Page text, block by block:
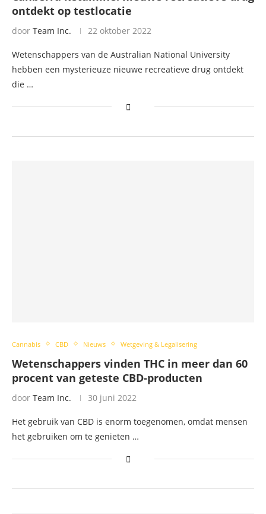
ontdekt op testlocatie
door Team Inc. 22 oktober 2022
Wetenschappers van de Australian National University
hebben een mysterieuze nieuwe recreatieve drug ontdekt
die …
Cannabis CBD Nieuws Wetgeving & Legalisering
Wetenschappers vinden THC in meer dan 60
procent van geteste CBD-producten
door Team Inc. 30 juni 2022
Het gebruik van CBD is enorm toegenomen, omdat mensen
het gebruiken om te genieten …